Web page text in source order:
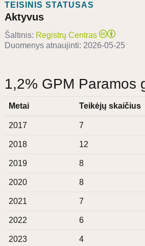
TEISINIS STATUSAS
Aktyvus
Šaltinis: Registrų Centras
Duomenys atnaujinti: 2026-05-25
1,2% GPM Paramos
Metai Teikėjų skaičius
2017 7
2018 12
2019 8
2020 8
2021 7
2022 6
2023 4